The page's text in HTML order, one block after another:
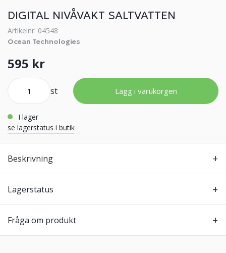
DIGITAL NIVÅVAKT SALTVATTEN
Artikelnr: 04548
Ocean Technologies
595 kr
st Lägg i varukorgen
i lager
se lagerstatus i butik
Beskrivning
Lagerstatus
Fråga om produkt